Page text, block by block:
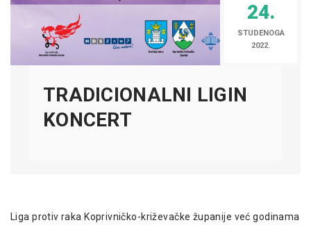
24.
STUDENOGA
2022.
TRADICIONALNI LIGIN
KONCERT
Liga protiv raka Koprivničko-križevačke županije već godinama